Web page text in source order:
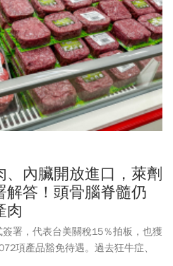
、內臟開放進口，萊劑
答！頭骨腦脊髓仍
肉
署，代表台美關稅15％拍板，也獲
項產品豁免待遇。過去狂牛症、